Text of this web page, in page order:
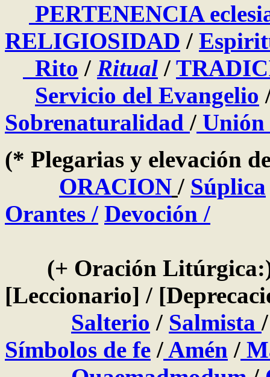
PERTENENCIA
RELIGIOSIDAD /
Rito / Ritual /
Servicio del Evangelio
Sobrenaturalidad / Unión
(* Plegarias y elevación
ORACION / Súplica
Orantes / Devoción /
(+ Oración
[Leccionario] /
Salterio / Salmista
Símbolos de fe /Amén /